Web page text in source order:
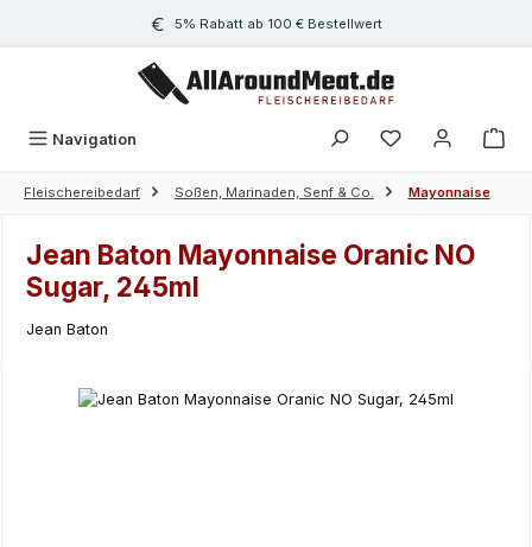
Zum Hauptinhalt springen5% Rabatt ab 100 € Bestellwert
Navigation
Fleischereibedarf Soßen, Marinaden, Senf & Co. Mayonnaise
Jean Baton Mayonnaise Oranic NO
Sugar, 245ml
Jean Baton
Bildergalerie überspringen